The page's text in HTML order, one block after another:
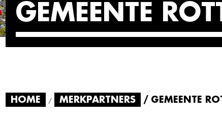
GEMEENTE
HOME MERKPARTNERS GEMEENTE